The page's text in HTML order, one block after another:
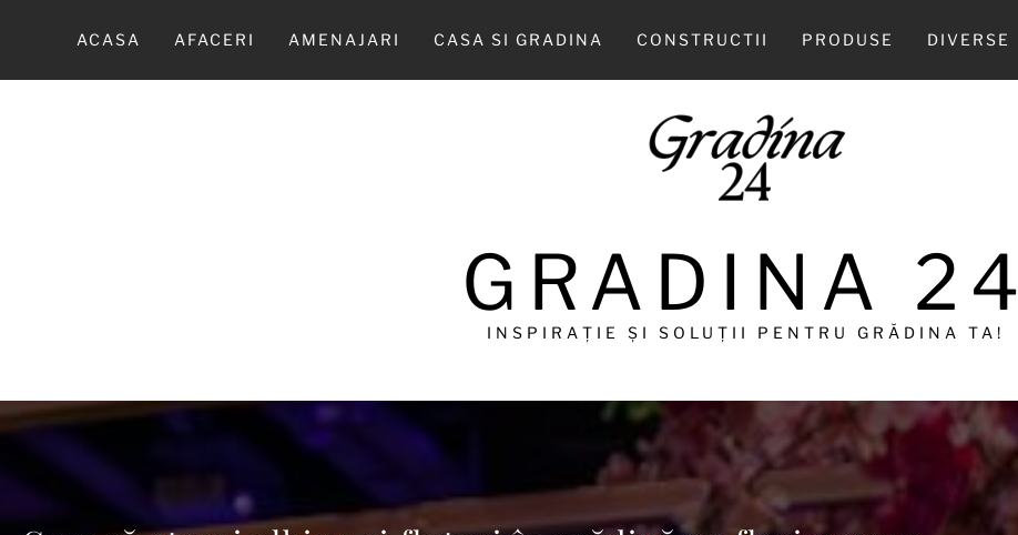
ACASA AFACERI AMENAJARI CASA SI GRADINA CONSTRUCTII PRODUSE DIVERSE
GRADINA 24
INSPIRAȚIE ȘI SOLUȚII PENTRU GRĂDINA TA!